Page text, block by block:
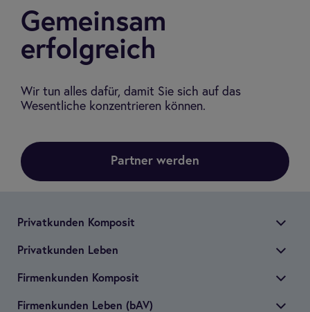
Gemeinsam
erfolgreich
Wir tun alles dafür, damit Sie sich auf das
Wesentliche konzentrieren können.
Partner werden
Pri­vat­kun­den Kom­po­sit
Pri­vat­kun­den Leben
Fir­men­kun­den Kom­po­sit
Fir­men­kun­den Leben (bAV)